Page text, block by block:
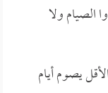
الصيام ولا
يصوم أيام